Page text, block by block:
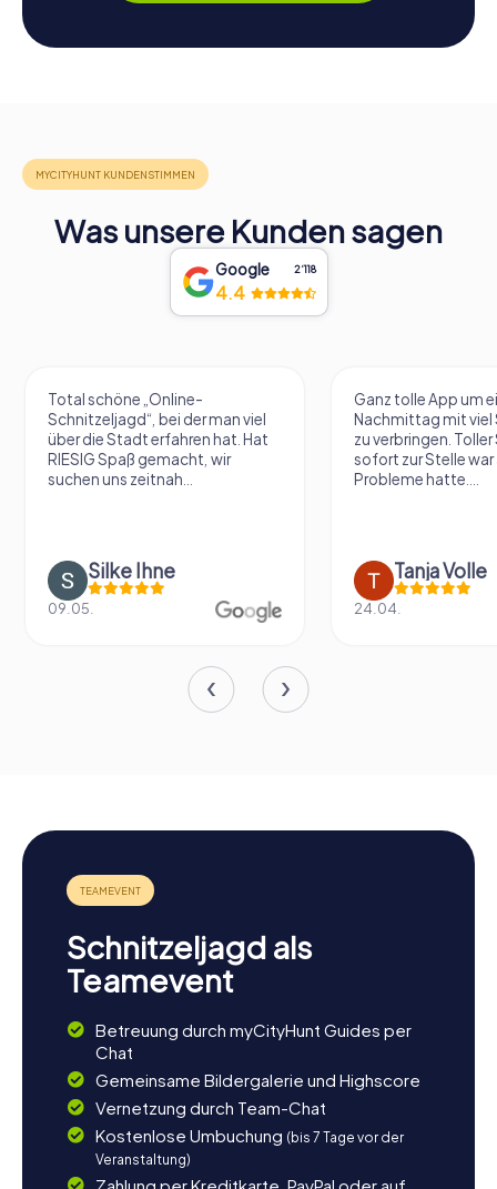
Was unsere Kunden sagen
Google 2‘118
4.4
Total schöne „Online-
Schnitzeljagd“, bei der man viel
über die Stadt erfahren hat. Hat
RIESIG Spaß gemacht, wir
suchen uns zeitnah...
Silke Ihne
09.05.
Ganz tolle App um
Nachmittag mit viel
zu verbringen.
sofort zur Stelle war
Probleme hatte....
Tanja Volle
24.04.
Schnitzeljagd als
Teamevent
Betreuung durch myCityHunt Guides per
Chat
Gemeinsame Bildergalerie und Highscore
Vernetzung durch Team-Chat
Kostenlose Umbuchung (bis 7 Tage vor der
Veranstaltung)